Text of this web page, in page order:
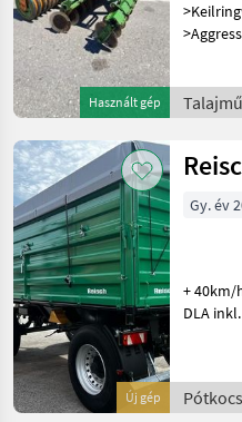
Használt gép
borona,
Új gép
Gy. év
+ 40km/
DLA
Druckluft